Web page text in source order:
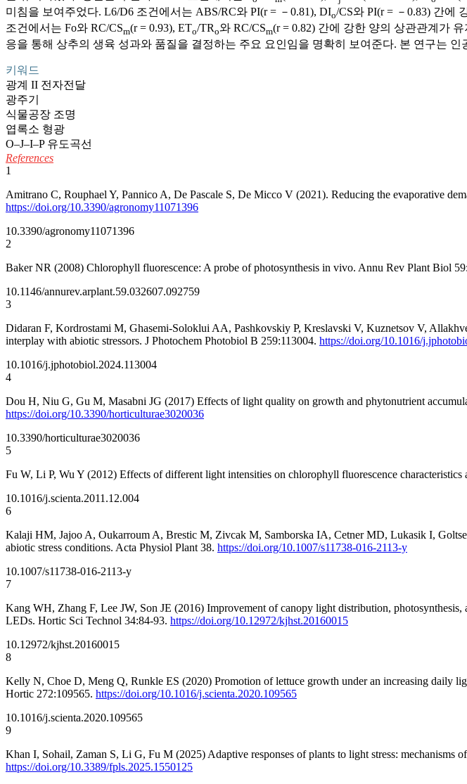
미침을 보여주었다. L6/D6 조건에서는 ABS/RC와 PI(r = －0.81), DIo/CS와 PI(r = －0.83) 간에
조건에서는 Fo와 RC/CSm(r = 0.93), ETo/TRo와 RC/CSm(r = 0.82) 간에 강한 양의 상관관계가
응을 통해 상추의 생육 성과와 품질을 결정하는 주요 요인임을 명확히 보여준다. 본 연구는
키워드
광계 II 전자전달
광주기
식물공장 조명
엽록소 형광
O–J–I–P 유도곡선
References
1
Amitrano C, Rouphael Y, Pannico A, De Pascale S, De Micco V (2021). Reducing the evaporative
https://doi.org/10.3390/agronomy11071396
10.3390/agronomy11071396
2
Baker NR (2008) Chlorophyll fluorescence: A probe of photosynthesis in vivo. Annu Rev Plant Biol
10.1146/annurev.arplant.59.032607.092759
3
Didaran F, Kordrostami M, Ghasemi-Soloklui AA, Pashkovskiy P, Kreslavski V, Kuznetsov V,
interplay with abiotic stressors. J Photochem Photobiol B 259:113004. https://doi.org/10.1016/
10.1016/j.jphotobiol.2024.113004
4
Dou H, Niu G, Gu M, Masabni JG (2017) Effects of light quality on growth and phytonutrient
https://doi.org/10.3390/horticulturae3020036
10.3390/horticulturae3020036
5
Fu W, Li P, Wu Y (2012) Effects of different light intensities on chlorophyll fluorescence
10.1016/j.scienta.2011.12.004
6
Kalaji HM, Jajoo A, Oukarroum A, Brestic M, Zivcak M, Samborska IA, Cetner MD, Lukasik I,
abiotic stress conditions. Acta Physiol Plant 38. https://doi.org/10.1007/s11738-016-2113-y
10.1007/s11738-016-2113-y
7
Kang WH, Zhang F, Lee JW, Son JE (2016) Improvement of canopy light distribution, photosynthesis,
LEDs. Hortic Sci Technol 34:84-93. https://doi.org/10.12972/kjhst.20160015
10.12972/kjhst.20160015
8
Kelly N, Choe D, Meng Q, Runkle ES (2020) Promotion of lettuce growth under an increasing daily
Hortic 272:109565. https://doi.org/10.1016/j.scienta.2020.109565
10.1016/j.scienta.2020.109565
9
Khan I, Sohail, Zaman S, Li G, Fu M (2025) Adaptive responses of plants to light stress: mechanisms
https://doi.org/10.3389/fpls.2025.1550125